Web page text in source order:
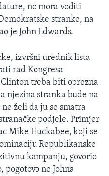
no mora voditi
stranke, na
je John Edwards.
izvršni urednik lista
rad Kongresa
treba biti oprezna
njezina stranka bude na
želi da ju se smatra
podjele. Primjer
Mike Huckabee, koji se
Republikanske
kampanju, govorio
pogotovo ne Johna